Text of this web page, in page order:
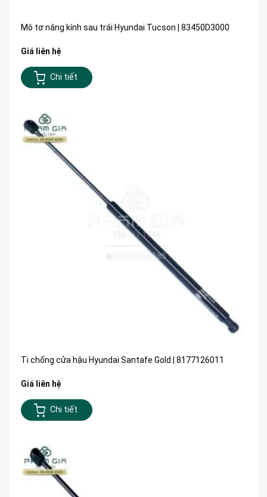
Mô tơ nâng kính sau trái Hyundai Tucson | 83450D3000
Giá liên hệ
Chi tiết
Ti chống cửa hậu Hyundai Santafe Gold | 8177126011
Giá liên hệ
Chi tiết